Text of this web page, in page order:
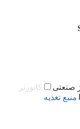
صنعتی
کانورتر
منبع تغذیه